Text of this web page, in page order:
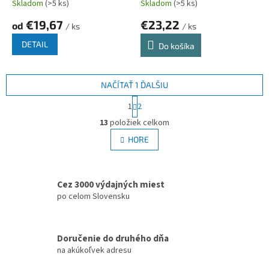
Skladom (>5 ks)
od €19,67 / ks
DETAIL
Skladom (>5 ks)
€23,22 / ks
Do košíka
O
v
l
á
c
r
v
NAČÍTAŤ 1 ĎALŠIU
t
r
á
n
k
a
1 2
13 položiek celkom
HORE
Cez 3000 výdajných miest
po celom Slovensku
Doručenie do druhého dňa
na akúkoľvek adresu